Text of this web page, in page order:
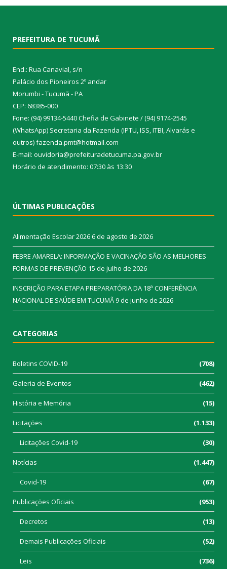
PREFEITURA DE TUCUMÃ
End.: Rua Canavial, s/n
Palácio dos Pioneiros 2º andar
Morumbi - Tucumã - PA
CEP: 68385-000
Fone: (94) 99134-5440 Chefia de Gabinete / (94) 9174-2545
(WhatsApp) Secretaria da Fazenda (IPTU, ISS, ITBI, Alvarás e
outros) fazenda.pmt@hotmail.com
E-mail: ouvidoria@prefeituradetucuma.pa.gov.br
Horário de atendimento: 07:30 às 13:30
ÚLTIMAS PUBLICAÇÕES
Alimentação Escolar 20266 de agosto de 2026
FEBRE AMARELA: INFORMAÇÃO E VACINAÇÃO SÃO AS MELHORES
FORMAS DE PREVENÇÃO 15 de julho de 2026
INSCRIÇÃO PARA ETAPA PREPARATÓRIA DA 18ª CONFERÊNCIA
NACIONAL DE SAÚDE EM TUCUMÃ9 de junho de 2026
CATEGORIAS
Boletins COVID-19 (708)
Galeria de Eventos (462)
História e Memória (15)
Licitações (1.133)
Licitações Covid-19 (30)
Notícias (1.447)
Covid-19 (67)
Publicações Oficiais (953)
Decretos (13)
Demais Publicações Oficiais (52)
Leis (736)